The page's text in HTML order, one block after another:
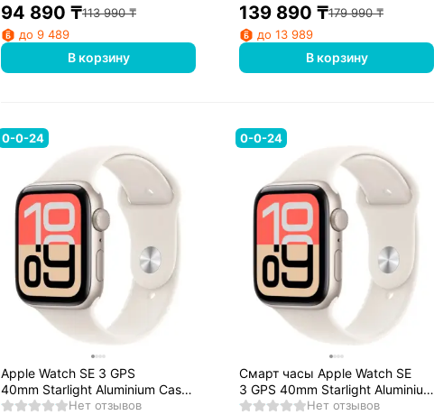
94 890 ₸113 990₸
до 9 489
В корзину
139 890 ₸179 990₸
до 13 989
В корзину
0-0-24
Apple Watch SE 3 GPS
40mm Starlight Aluminium Case
with Starlight Sport Band - S/M
Нет отзывов
0-0-24
Смарт часы Apple Watch SE
3 GPS 40mm Starlight Aluminium
Case with Starlight Sport Band -
Нет отзывов